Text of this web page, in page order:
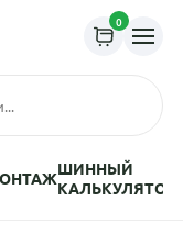
0
ШИННЫЙ
КАЛЬКУЛЯТОР